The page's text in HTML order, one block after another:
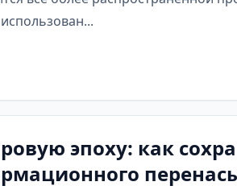
эпоху: как